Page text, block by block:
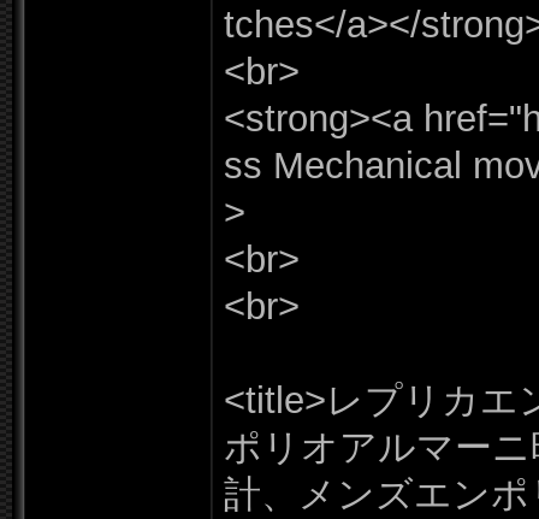
tches</a></
<br>
<strong><a href="
ss Mechanical
>
<br>
<br>
<title>レプリカエ
ポリオアルマー
計、メンズエン